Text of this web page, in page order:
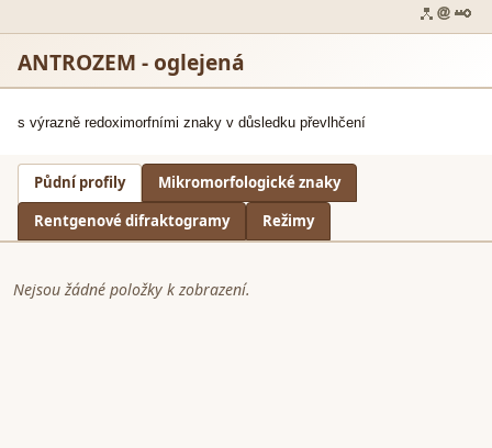
ANTROZEM - oglejená
s výrazně redoximorfními znaky v důsledku převlhčení
Půdní profily
Mikromorfologické znaky
Rentgenové difraktogramy
Režimy